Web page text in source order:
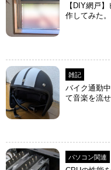
【DIY網戸
作してみた。
雑記
バイク通勤
て音楽を流
パソコン関連